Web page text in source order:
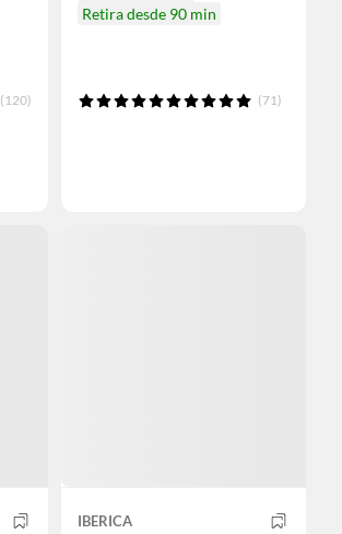
(120)
Retira desde 90 min
(71)
IBERICA